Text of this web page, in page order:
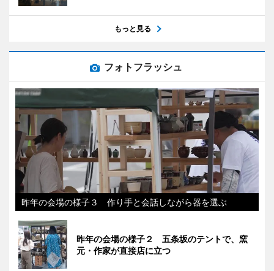
もっと見る
フォトフラッシュ
昨年の会場の様子３ 作り手と会話しながら器を選ぶ
昨年の会場の様子２ 五条坂のテントで、窯
元・作家が直接店に立つ